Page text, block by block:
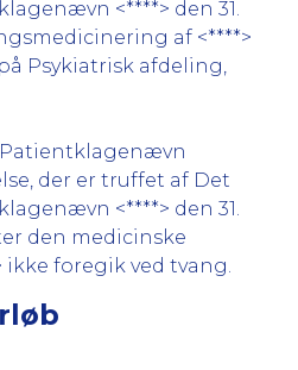
<****> den 31.
af <****>
Psykiatrisk afdeling,
der er truffet af Det
<****> den 31.
den medicinske
foregik ved tvang.